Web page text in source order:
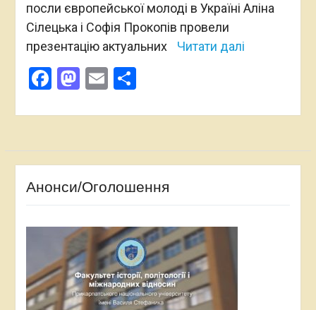
посли європейської молоді в Україні Аліна
Сілецька і Софія Прокопів провели
презентацію актуальних
Читати далі
Facebook
Mastodon
Email
Анонси/Оголошення